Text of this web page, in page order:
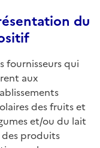
du
fournisseurs qui
aux
des fruits et
et/ou du lait
produits